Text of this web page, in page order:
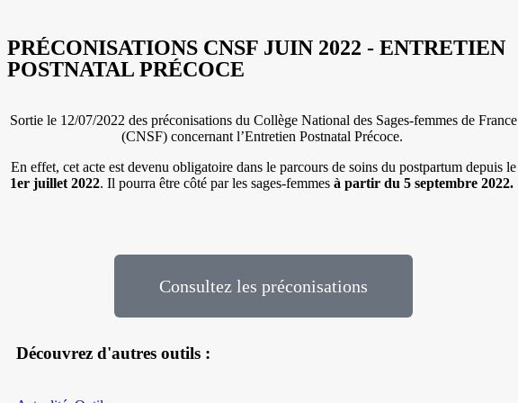
PRÉCONISATIONS CNSF JUIN 2022 - ENTRETIEN
POSTNATAL PRÉCOCE
Sortie le 12/07/2022 des préconisations du Collège National des Sages-femmes de France
(CNSF) concernant l’Entretien Postnatal Précoce.
En effet, cet acte est devenu obligatoire dans le parcours de soins du postpartum depuis le
1er juillet 2022. Il pourra être côté par les sages-femmes à partir du 5 septembre 2022.
Consultez les préconisations
Découvrez d'autres outils :